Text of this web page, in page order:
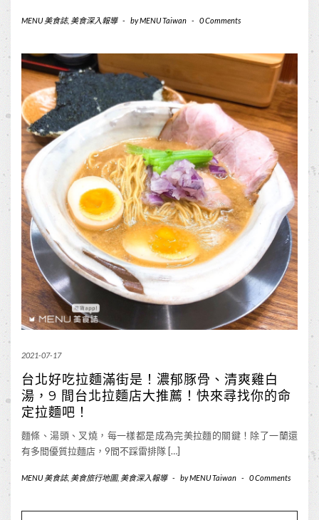
MENU 美食誌, 美食深入報導 - byMENU Taiwan - 0 Comments
2021-07-17
台北好吃拉麵滿街是！濃郁豚骨、清爽雞白
湯，9 間台北拉麵店大推薦！快來尋找你的命
定拉麵吧！
麵條、湯頭、叉燒，每一樣都是成為完美拉麵的關鍵！除了一蘭還
有多間優質拉麵店，9間不踩雷排隊 […]
MENU 美食誌, 美食旅行地圖, 美食深入報導 - byMENU Taiwan - 0 Comments